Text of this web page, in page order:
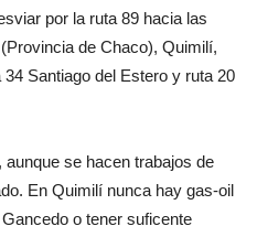
por la ruta 89 hacia las
de Chaco), Quimilí,
Santiago del Estero y ruta 20
se hacen trabajos de
En Quimilí nunca hay gas-oil
o tener suficente